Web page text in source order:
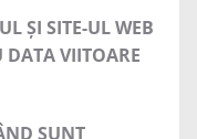
ȘI SITE-UL WEB
DATA VIITOARE
SUNT